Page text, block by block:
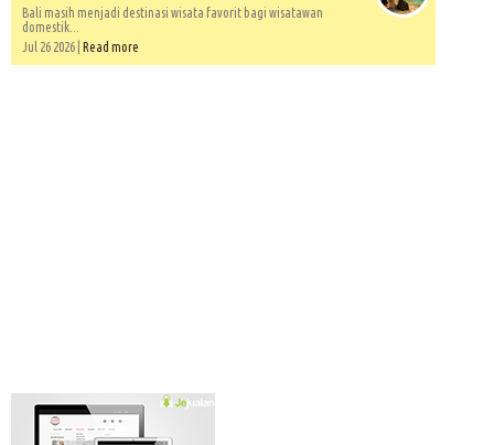
Bali masih menjadi destinasi wisata favorit bagi wisatawan
domestik...
Jul 26 2026 | Read more